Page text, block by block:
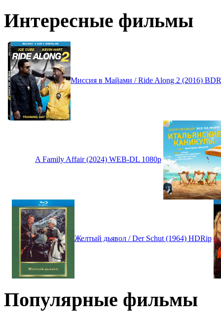
Интересные фильмы
Миссия в Майами / Ride Along 2 (2016)
A Family Affair (2024) WEB-DL 1080p
Желтый дьявол / Der Schut (1964) HDRip
Популярные фильмы